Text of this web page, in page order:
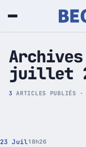
juillet
3 ARTICLES PUBLIÉS
23 Juil18h26